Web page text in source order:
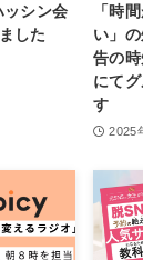
ッシン会
した
「時
い」
告の
にて
す
2025